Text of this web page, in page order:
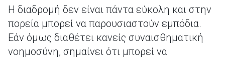
Η διαδρομή δεν είναι πάντα εύκολη και στην
πορεία μπορεί να παρουσιαστούν εμπόδια.
Εάν όμως διαθέτει κανείς συναισθηματική
νοημοσύνη, σημαίνει ότι μπορεί να